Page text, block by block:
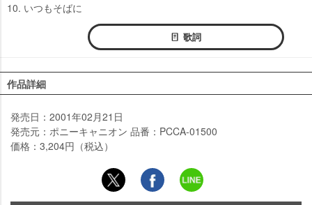
10. いつもそばに
歌詞
作品詳細
発売日：2001年02月21日
発売元：ポニーキャニオン 品番：PCCA-01500
価格：3,204円（税込）